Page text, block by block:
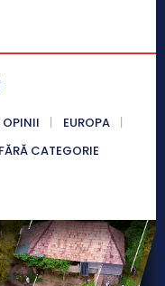
OPINII
EUROPA
FĂRĂ CATEGORIE